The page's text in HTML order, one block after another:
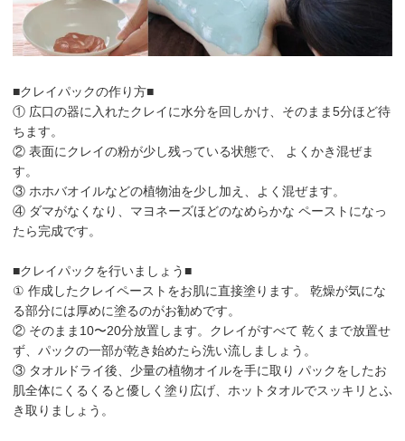
■クレイパックの作り方■
① 広口の器に入れたクレイに水分を回しかけ、そのまま5分ほど待
ちます。
② 表面にクレイの粉が少し残っている状態で、 よくかき混ぜま
す。
③ ホホバオイルなどの植物油を少し加え、よく混ぜます。
④ ダマがなくなり、マヨネーズほどのなめらかな ペーストになっ
たら完成です。
■クレイパックを行いましょう■
① 作成したクレイペーストをお肌に直接塗ります。 乾燥が気にな
る部分には厚めに塗るのがお勧めです。
② そのまま10〜20分放置します。クレイがすべて 乾くまで放置せ
ず、パックの一部が乾き始めたら洗い流しましょう。
③ タオルドライ後、少量の植物オイルを手に取り パックをしたお
肌全体にくるくると優しく塗り広げ、ホットタオルでスッキリとふ
き取りましょう。